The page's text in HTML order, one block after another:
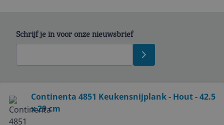
Continenta 4851 Keukensnijplank - Hout - 42.5
x 29 cm
Schrijf je in voor onze nieuwsbrief
Service